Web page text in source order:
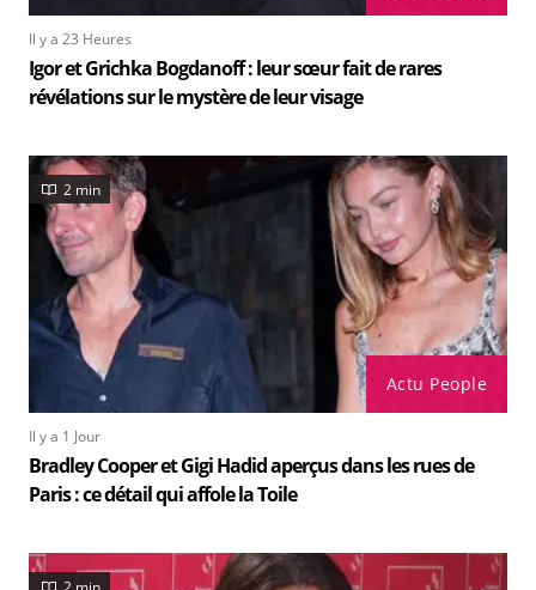
Il y a 23 Heures
Igor et Grichka Bogdanoff : leur sœur fait de rares
révélations sur le mystère de leur visage
Actu People
2 min
Il y a 1 Jour
Bradley Cooper et Gigi Hadid aperçus dans les rues de
Paris : ce détail qui affole la Toile